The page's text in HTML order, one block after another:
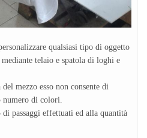
qualsiasi tipo di oggetto
telaio e spatola di loghi e
mezzo esso non consente di
di colori.
passaggi effettuati ed alla quantità